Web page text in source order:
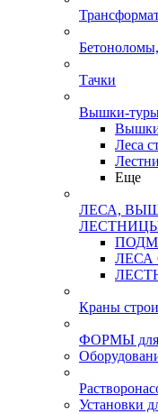
Тачки
Вышки-
Леса
Еще
ЛЕСА,
ЛЕСА
Краны
ФОРМЫ для
Установки